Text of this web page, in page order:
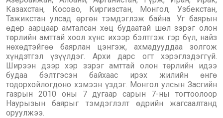
Казахстан, Косово, Киргизстан, Монгол, Узбекстан,
Тажикстан улсад өргөн тэмдэглэж байна. Уг баярын
өдөр аарцаар амталсан хөц будаатай шөл зэрэг олон
төрлийн амттай хоол хүнс ихээр бэлтгэж гэр бүл, найз
нөхөдтэйгөө баярлан цэнгэж, ахмадууддаа золгож
хүндэтгэл үзүүлдэг. Архи дарс огт хэрэглэдэггүй.
Ширээн дээр хэр зэрэг амттай олон төрлийн идээ
будаа бэлтгэсэн байхаас ирэх жилийн өнгө
тодорхойлогдоно хэмээн үздэг. Монгол улсын Засгийн
газрын 2010 оны 7 дугаар сарын 7-ны тогтоолоор
Наурызын баярыг тэмдэглэлт өдрийн жагсаалтанд
оруулжээ.